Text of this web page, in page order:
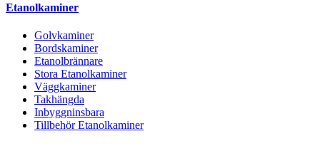
Etanolkaminer
Golvkaminer
Bordskaminer
Etanolbrännare
Stora Etanolkaminer
Väggkaminer
Takhängda
Inbyggninsbara
Tillbehör Etanolkaminer